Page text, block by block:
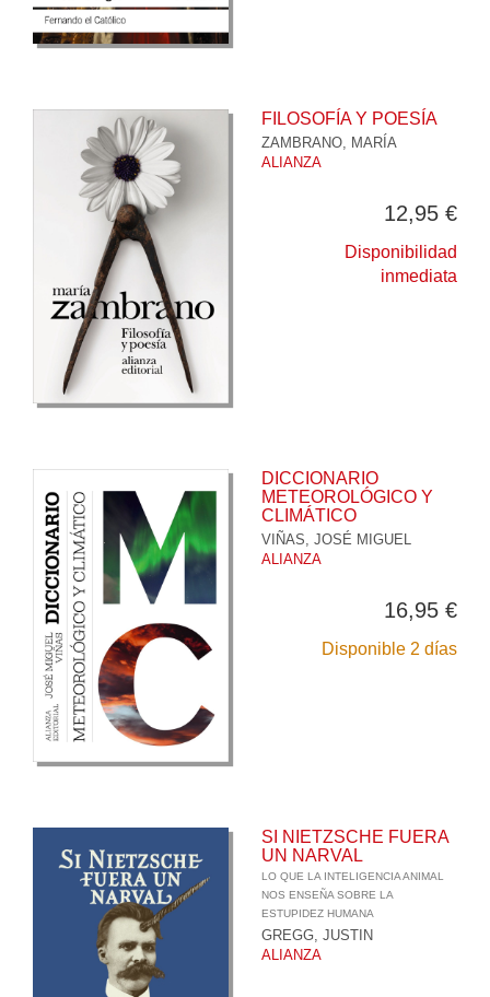
FILOSOFÍA Y POESÍA
ZAMBRANO, MARÍA
ALIANZA
12,95 €
Disponibilidad
inmediata
DICCIONARIO
METEOROLÓGICO Y
CLIMÁTICO
VIÑAS, JOSÉ MIGUEL
ALIANZA
16,95 €
Disponible 2 días
SI NIETZSCHE FUERA
UN NARVAL
LO QUE LA INTELIGENCIA ANIMAL
NOS ENSEÑA SOBRE LA
ESTUPIDEZ HUMANA
GREGG, JUSTIN
ALIANZA